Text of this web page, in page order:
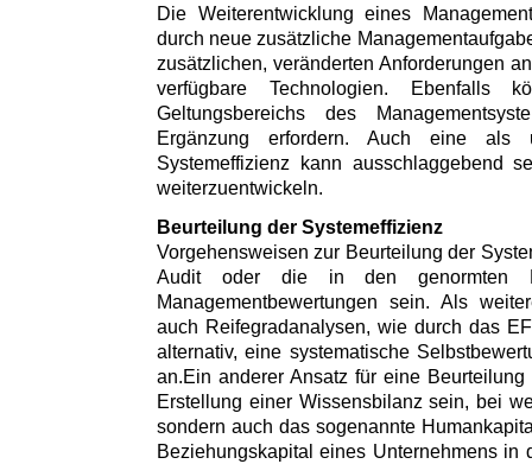
Die Weiterentwicklung eines
durch neue zusätzliche
zusätzlichen, veränderten Anforderungen
verfügbare Technologien. Ebenfalls
Geltungsbereichs des
Ergänzung erfordern. Auch eine als
Systemeffizienz kann ausschlaggebend
weiterzuentwickeln.
Beurteilung der Systemeffizienz
Vorgehensweisen zur Beurteilung der
Audit oder die in den genormten
Managementbewertungen sein. Als
auch Reifegradanalysen, wie durch das
alternativ, eine systematische
an.Ein anderer Ansatz für eine
Erstellung einer Wissensbilanz sein, bei
sondern auch das sogenannte
Beziehungskapital eines Unternehmens in